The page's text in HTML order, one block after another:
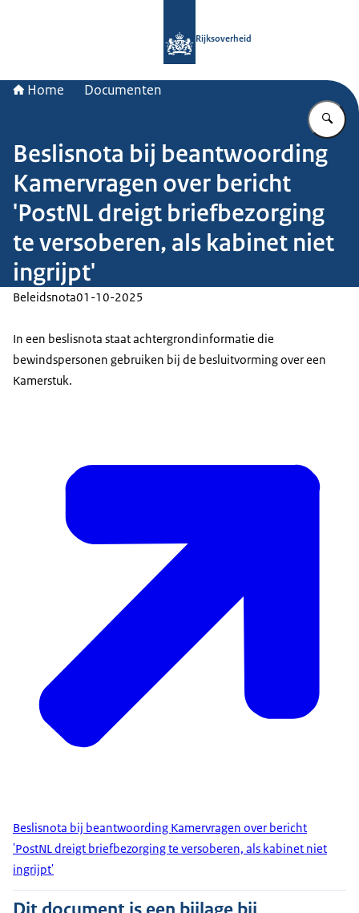
Rijksoverheid
Home Documenten
Beslisnota bij beantwoording
Kamervragen over bericht
'PostNL dreigt briefbezorging
te versoberen, als kabinet niet
ingrijpt'
Beleidsnota01-10-2025
In een beslisnota staat achtergrondinformatie die
bewindspersonen gebruiken bij de besluitvorming over een
Kamerstuk.
Beslisnota bij beantwoording Kamervragen over bericht
'PostNL dreigt briefbezorging te versoberen, als kabinet niet
ingrijpt'